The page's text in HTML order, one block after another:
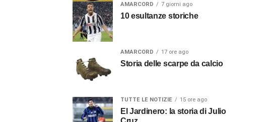
AMARCORD 7 giorni ago
10 esultanze storiche
AMARCORD 17 ore ago
Storia delle scarpe da calcio
TUTTE LE NOTIZIE 15 ore ago
El Jardinero: la storia di Julio